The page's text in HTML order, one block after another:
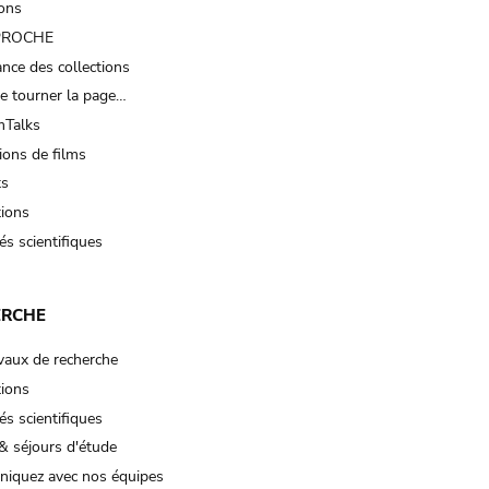
des collections
tourner la page…
de films
scientifiques
de recherche
scientifiques
séjours d'étude
avec nos équipes